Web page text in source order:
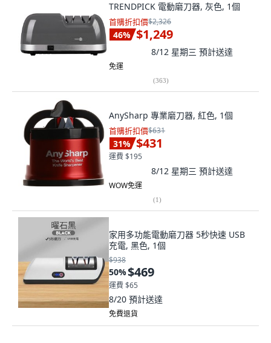
TRENDPICK 電動磨刀器, 灰色, 1個
首購折扣價$2,326
46% $1,249
8/12 星期三 預計送達
免運
(363)
AnySharp 專業磨刀器, 紅色, 1個
首購折扣價$631
31% $431
運費 $195
8/12 星期三 預計送達
WOW免運
(1)
家用多功能電動磨刀器 5秒快速 USB
充電, 黑色, 1個
$938
50%$469
運費 $65
8/20 預計送達
免費退貨